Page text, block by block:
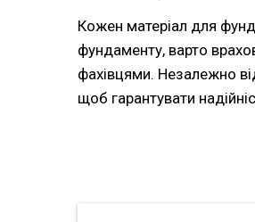
Кожен матеріал для
фундаменту, варто
фахівцями. Незалежно
щоб гарантувати